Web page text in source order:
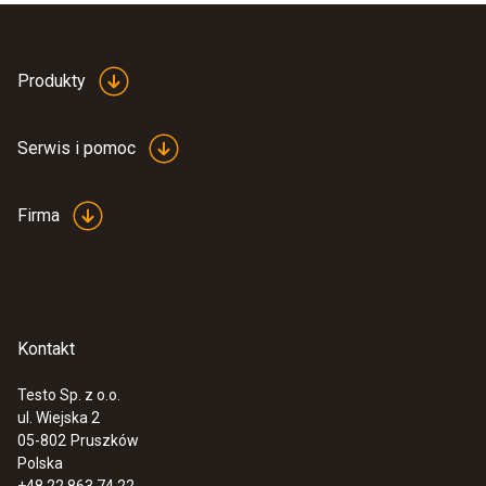
Produkty
Serwis i pomoc
Firma
Kontakt
Testo Sp. z o.o.
ul. Wiejska 2
05-802 Pruszków
Polska